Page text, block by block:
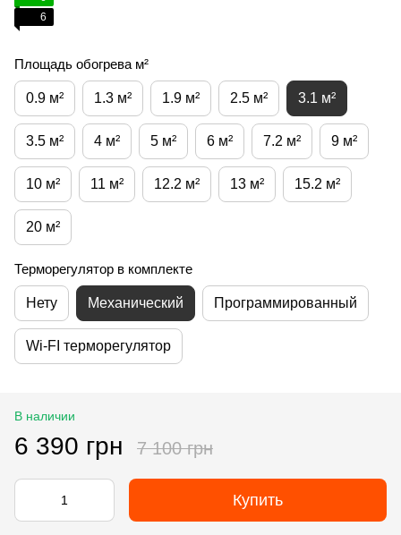
6
Площадь обогрева м²
0.9 м² 1.3 м² 1.9 м² 2.5 м² 3.1 м²
3.5 м² 4 м² 5 м² 6 м² 7.2 м² 9 м²
10 м² 11 м² 12.2 м² 13 м² 15.2 м²
20 м²
Терморегулятор в комплекте
Нету Механический Программированный
Wi-FI терморегулятор
В наличии
6 390 грн 7 100 грн
Купить